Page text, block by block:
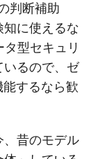
判断補助
に使えるな
型セキュリ
いるので、ゼ
するなら歓
、昔のモデル